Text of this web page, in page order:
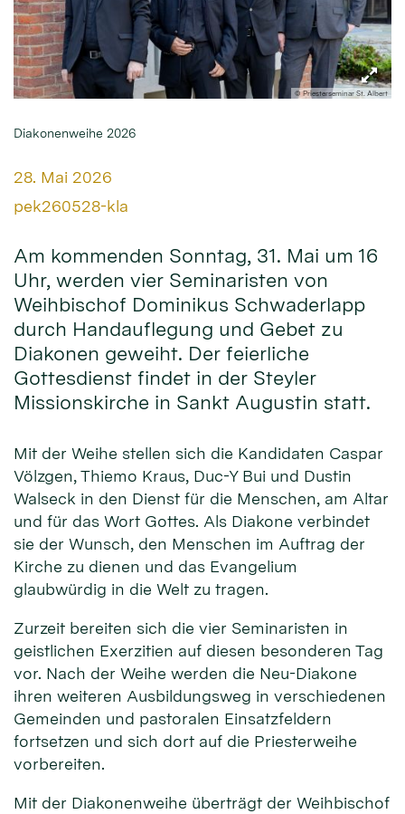
© Priesterseminar St. Albert
Diakonenweihe 2026
Datum:
28. Mai 2026
Von:
pek260528-kla
Am kommenden Sonntag, 31. Mai um 16
Uhr, werden vier Seminaristen von
Weihbischof Dominikus Schwaderlapp
durch Handauflegung und Gebet zu
Diakonen geweiht. Der feierliche
Gottesdienst findet in der Steyler
Missionskirche in Sankt Augustin statt.
Mit der Weihe stellen sich die Kandidaten Caspar
Völzgen, Thiemo Kraus, Duc-Y Bui und Dustin
Walseck in den Dienst für die Men­schen, am Altar
und für das Wort Gottes. Als Diakone verbindet
sie der Wunsch, den Menschen im Auftrag der
Kirche zu dienen und das Evangelium
glaubwürdig in die Welt zu tragen.
Zurzeit bereiten sich die vier Seminaristen in
geistlichen Exerzitien auf diesen besonderen Tag
vor. Nach der Weihe werden die Neu-Diakone
ihren weiteren Ausbildungsweg in verschiedenen
Gemeinden und pastoralen Einsatzfeldern
fortsetzen und sich dort auf die Priesterweihe
vorbereiten.
Mit der Diakonenweihe überträgt der Weihbischof